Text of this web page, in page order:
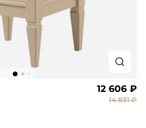
12 606 ₽
14 831 ₽